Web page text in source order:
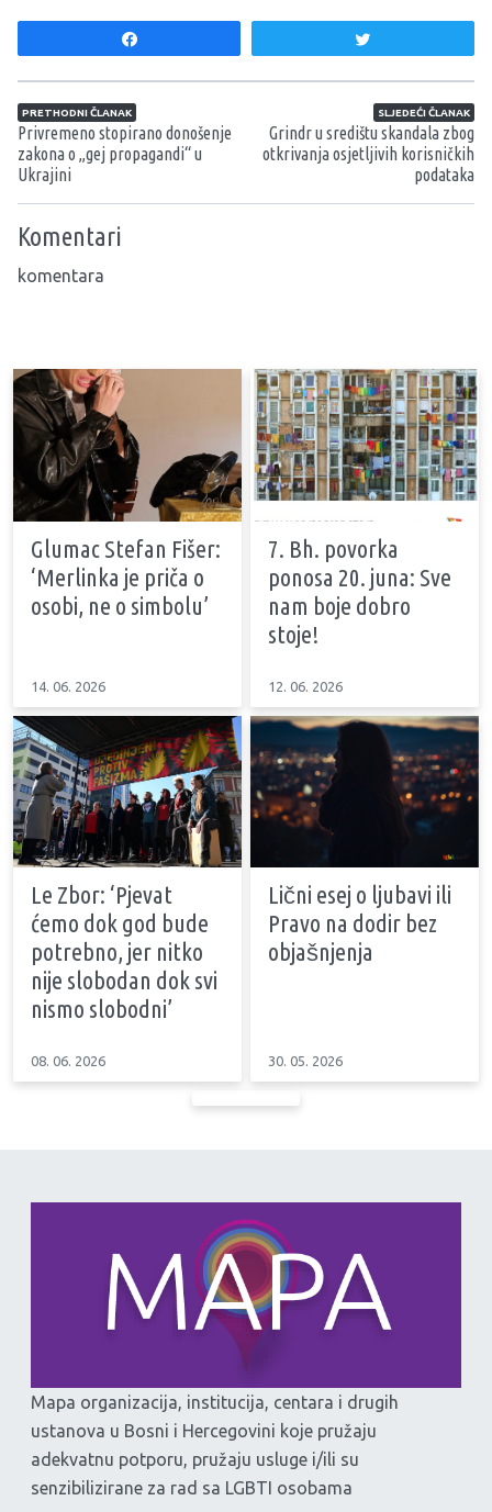
Navigacija članaka
PRETHODNI ČLANAK
Privremeno stopirano donošenje
zakona o „gej propagandi“ u
Ukrajini
SLJEDEĆI ČLANAK
Grindr u središtu skandala zbog
otkrivanja osjetljivih korisničkih
podataka
Komentari
komentara
Glumac Stefan Fišer:
‘Merlinka je priča o
osobi, ne o simbolu’
14. 06. 2026
7. Bh. povorka
ponosa 20. juna: Sve
nam boje dobro
stoje!
12. 06. 2026
Le Zbor: ‘Pjevat
ćemo dok god bude
potrebno, jer nitko
nije slobodan dok svi
nismo slobodni’
08. 06. 2026
Lični esej o ljubavi ili
Pravo na dodir bez
objašnjenja
30. 05. 2026
Mapa organizacija, institucija, centara i drugih
ustanova u Bosni i Hercegovini koje pružaju
adekvatnu potporu, pružaju usluge i/ili su
senzibilizirane za rad sa LGBTI osobama